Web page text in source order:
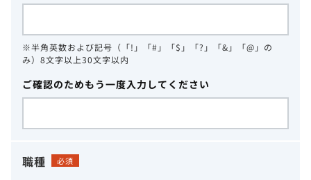
※半角英数および記号（「!」「#」「$」「?」「&」「@」の
み）8文字以上30文字以内
ご確認のためもう一度入力してください
職種 必須